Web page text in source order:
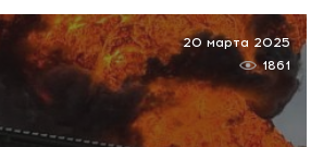
20 марта 2025
1861